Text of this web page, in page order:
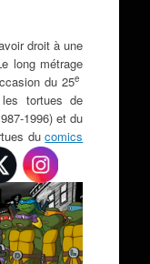
droit à une
long métrage
du 25e
tortues de
1996) et du
ducomics